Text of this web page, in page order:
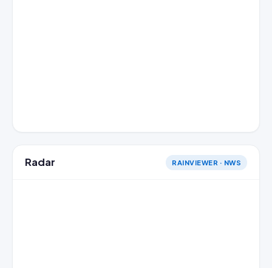
Radar RAINVIEWER · NWS